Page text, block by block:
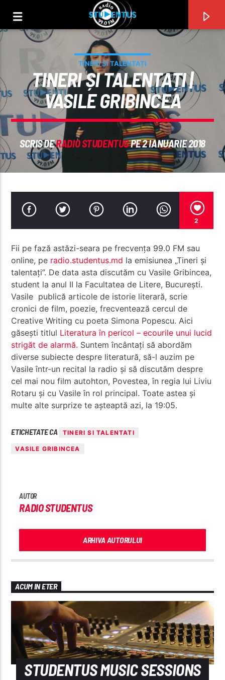
TITLU
ARTIST
Radio Studentus
TINERI ȘI TALENTAȚI
TINERI ȘI TALENTAȚI |
VASILE GRIBINCEA
SCRIS DERADIO STUDENTUSPE 2 IANUARIE 2018
2
Fii pe fază astăzi-seara pe frecvența 99.0 FM sau
online, pe radio.studentus.md la emisiunea „Tineri și
talentați”. De data asta discutăm cu Vasile Gribincea,
student la anul II la Facultatea de Litere, București.
Vasile publică articole de istorie literară, scrie
cronici de film, poezie, frecventează cercul de
Creative Writing cu poeta Simona Popescu. Aici
găsești titlul Literatura în pericol – ecourile unui lucid
strigăt de alarmă. Suntem încântați să abordăm
diverse subiecte despre literatură, să-l auzim pe
Vasile într-un recital la radio și să discutăm despre
cel mai nou film autohton, Povestea, în regia lui Liviu
Rotaru și cu Vasile în rol principal. Toate astea și
multe alte surprize te așteaptă azi, la 19:05.
ETICHETATE CA TINERI SI TALENTATI
VASILE GRIBINCEA
AUTOR
RADIO STUDENTUS
ARHIVA AUTORULUI
ACUM IN ETER
STUDENTUS MUSIC SESSIONS